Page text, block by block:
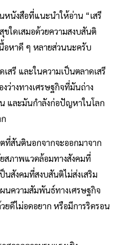
นังสือที่แนะนำให้อ่าน “เสรี
ใดเสมอด้วยความสงบสันติ
อหาดี ๆ หลายส่วนนะครับ
เสรี และในความเป็นตลาดเสรี
ว่างทางเศรษฐกิจที่มันถ่าง
น และมันกำลังก่อปัญหาในโลก
ที่สันตินอกจากจะออกมาจาก
สภาพแวดล้อมทางสังคมที่
นสังคมที่สงบสันติไม่ส่งเสริม
นความสัมพันธ์ทางเศรษฐกิจ
ยดีไม่อดอยาก หรือมีการริดรอน